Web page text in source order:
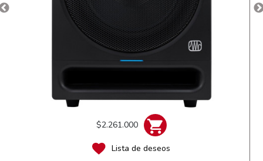
$2.261.000
Lista de deseos